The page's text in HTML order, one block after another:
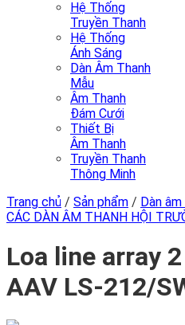
Hệ Thống
Truyền Thanh
Hệ Thống
Ánh Sáng
Dàn Âm Thanh
Mẫu
Âm Thanh
Đám Cưới
Thiết Bị
Âm Thanh
Truyền Thanh
Thông Minh
Trang chủ / Sản phẩm / Dàn
CÁC DÀN ÂM THANH HỘI
Loa line array
AAV LS-212/